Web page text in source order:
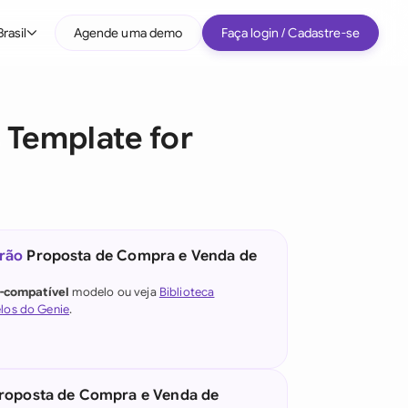
Médio porte
IA jurídica
Agende uma demo Faça login / Cadastre-se
Template for
Proposta de Compra e Venda de
compatível modelo ou veja Biblioteca
do Genie.
de Compra e Venda de